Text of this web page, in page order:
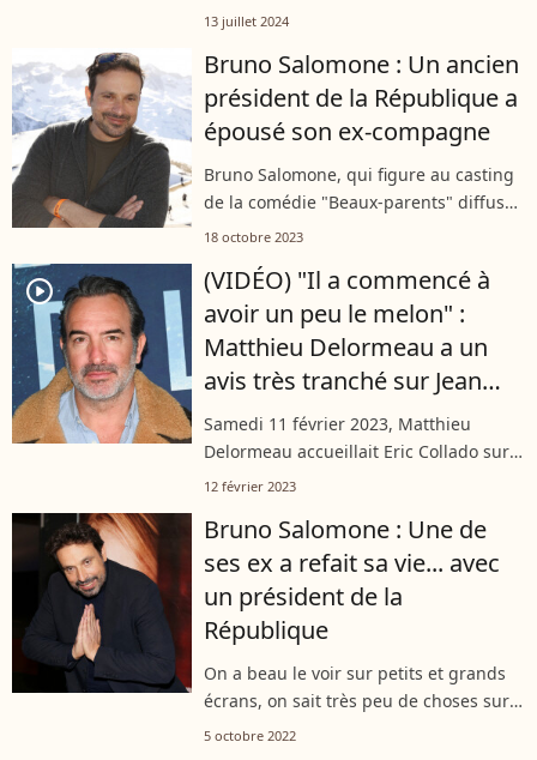
aujourd'hui son 54ème anniversaire - a
touche depuis des années et...
13 juillet 2024
Bruno Salomone : Un ancien
président de la République a
épousé son ex-compagne
Bruno Salomone, qui figure au casting
de la comédie "Beaux-parents" diffusée
ce mercredi soir sur 6ter, a été en
aujourd'hui mariée à un ancien...
18 octobre 2023
player2
(VIDÉO) "Il a commencé à
avoir un peu le melon" :
Matthieu Delormeau a un
avis très tranché sur Jean
Dujardin
Samedi 11 février 2023, Matthieu
Delormeau accueillait Eric Collado sur
le plateau de "TPMP People", sur C8.
leur troupe "Nous Ç Nous" est revenu...
12 février 2023
Bruno Salomone : Une de
ses ex a refait sa vie... avec
un président de la
République
On a beau le voir sur petits et grands
écrans, on sait très peu de choses sur
Bruno Salomone. Tout particulièrement
5 octobre 2022